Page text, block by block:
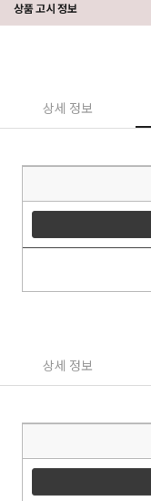
이코 라이프 하
상품 고시 정보
상세 정보
상세 정보